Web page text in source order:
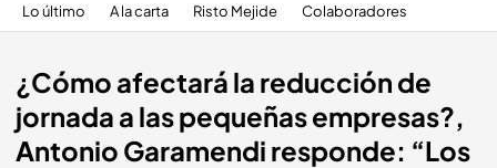
Lo último A la carta Risto Mejide Colaboradores
¿Cómo afectará la reducción de
jornada a las pequeñas empresas?,
Antonio Garamendi responde: “Los